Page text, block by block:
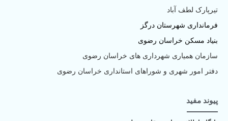
پیوند مفید
تیرپارک لطف آباد
فرمانداری شهرستان درگز
بنیاد مسکن خراسان رضوی
سازمان همیاری شهرداری های خراسان رضوی
دفتر امور شهری و شوراهای استانداری خراسان رضوی